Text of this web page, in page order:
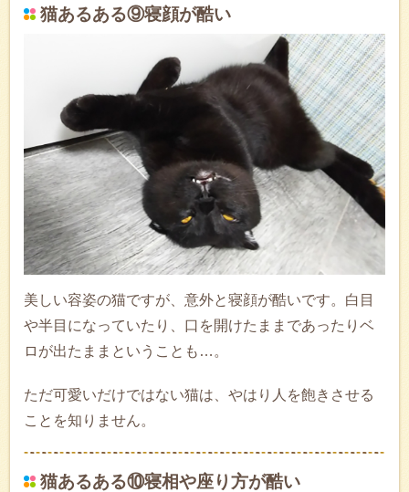
猫あるある⑨寝顔が酷い
美しい容姿の猫ですが、意外と寝顔が酷いです。白目
や半目になっていたり、口を開けたままであったりベ
ロが出たままということも…。
ただ可愛いだけではない猫は、やはり人を飽きさせる
ことを知りません。
猫あるある⑩寝相や座り方が酷い